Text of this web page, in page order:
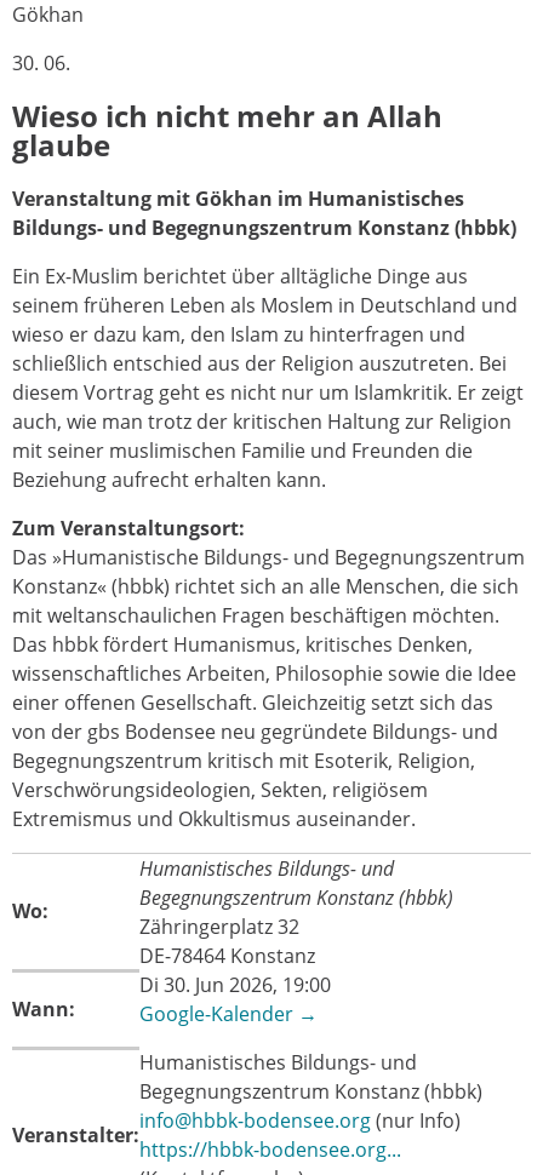
Gökhan
30. 06.
Wieso ich nicht mehr an Allah
glaube
Veranstaltung mit Gökhan im Humanistisches
Bildungs- und Begegnungszentrum Konstanz (hbbk)
Ein Ex-Muslim berichtet über alltägliche Dinge aus
seinem früheren Leben als Moslem in Deutschland und
wieso er dazu kam, den Islam zu hinterfragen und
schließlich entschied aus der Religion auszutreten. Bei
diesem Vortrag geht es nicht nur um Islamkritik. Er zeigt
auch, wie man trotz der kritischen Haltung zur Religion
mit seiner muslimischen Familie und Freunden die
Beziehung aufrecht erhalten kann.
Zum Veranstaltungsort:
Das »Humanistische Bildungs- und Begegnungszentrum
Konstanz« (hbbk) richtet sich an alle Menschen, die sich
mit weltanschaulichen Fragen beschäftigen möchten.
Das hbbk fördert Humanismus, kritisches Denken,
wissenschaftliches Arbeiten, Philosophie sowie die Idee
einer offenen Gesellschaft. Gleichzeitig setzt sich das
von der gbs Bodensee neu gegründete Bildungs- und
Begegnungszentrum kritisch mit Esoterik, Religion,
Verschwörungsideologien, Sekten, religiösem
Extremismus und Okkultismus auseinander.
Wo:
Humanistisches Bildungs- und
Begegnungszentrum Konstanz (hbbk)
Zähringerplatz 32
DE-78464 Konstanz
Wann:
Di 30. Jun 2026, 19:00
Google-Kalender →
Veranstalter:
Humanistisches Bildungs- und
Begegnungszentrum Konstanz (hbbk)
info@hbbk-bodensee.org(nur Info)
https://hbbk-bodensee.org...